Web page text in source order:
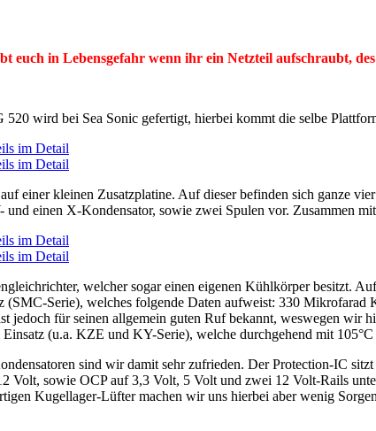
euch in Lebensgefahr wenn ihr ein Netzteil aufschraubt,
wird bei Sea Sonic gefertigt, hierbei kommt die selbe
einer kleinen Zusatzplatine. Auf dieser befinden sich ganze
einen X-Kondensator, sowie zwei Spulen vor. Zusammen
welcher sogar einen eigenen Kühlkörper besitzt.
Serie), welches folgende Daten aufweist: 330 Mikrofarad
jedoch für seinen allgemein guten Ruf bekannt, weswegen wir
(u.a. KZE und KY-Serie), welche durchgehend mit
sind wir damit sehr zufrieden. Der Protection-IC
Volt, sowie OCP auf 3,3 Volt, 5 Volt und zwei 12 Volt-Rails
Kugellager-Lüfter machen wir uns hierbei aber wenig